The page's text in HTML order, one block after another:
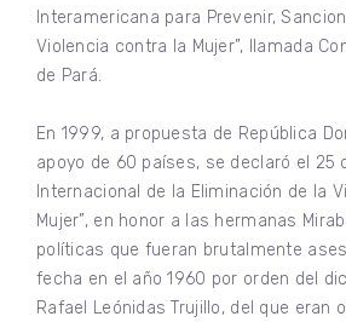
Interamericana para Prevenir,
Violencia contra la Mujer”, llamada
de Pará.
En 1999, a propuesta de República
apoyo de 60 países, se declaró el 25
Internacional de la Eliminación de la
Mujer”, en honor a las hermanas
políticas que fueran brutalmente
fecha en el año 1960 por orden del
Rafael Leónidas Trujillo, del que eran